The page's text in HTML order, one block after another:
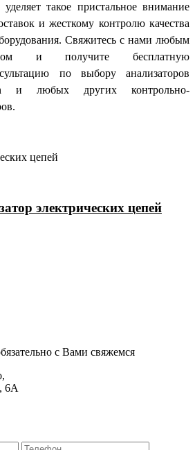
такое пристальное внимание
и жесткому контролю качества
Свяжитесь с нами любым
и получите бесплатную
по выбору анализаторов
и любых других контрольно-
цепей
электрических цепей
с Вами свяжемся
6А